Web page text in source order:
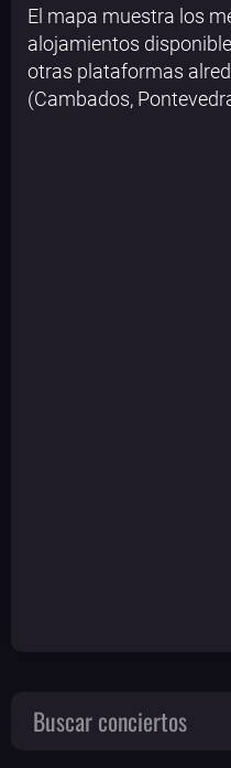
El mapa muestra los
alojamientos
otras plataformas
(Cambados,
Buscar conciertos